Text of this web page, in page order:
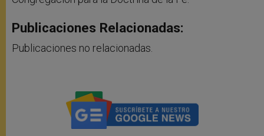
Publicaciones Relacionadas:
Publicaciones no relacionadas.